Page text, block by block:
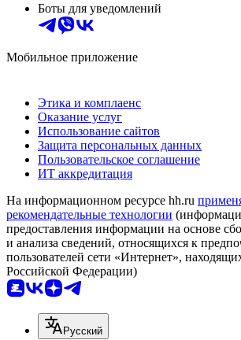
Боты для уведомлений
Мобильное приложение
Этика и комплаенс
Оказание услуг
Использование сайтов
Защита персональных данных
Пользовательское соглашение
ИТ аккредитация
На информационном ресурсе hh.ru
рекомендательные технологии
предоставления информации на основе
и анализа сведений, относящихся к
пользователей сети «Интернет»,
Российской Федерации)
Русский